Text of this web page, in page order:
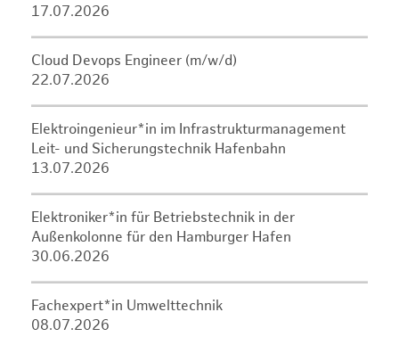
17.07.2026
Cloud Devops Engineer (m/w/d)
22.07.2026
Elektroingenieur*in im Infrastrukturmanagement
Leit- und Sicherungstechnik Hafenbahn
13.07.2026
Elektroniker*in für Betriebstechnik in der
Außenkolonne für den Hamburger Hafen
30.06.2026
Fachexpert*in Umwelttechnik
08.07.2026